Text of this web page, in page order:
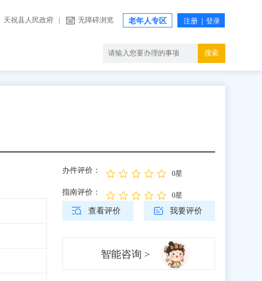
天祝县人民政府 无障碍浏览 老年人专区
搜索
办件评价： 0星
指南评价： 0星
查看评价 我要评价
智能咨询 >